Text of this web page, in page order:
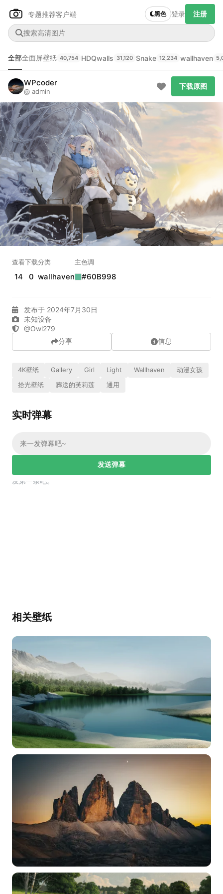
专题推荐客户端 黑色 登录 注册
全部全面屏壁纸 40,754 HDQwalls 31,120 Snake 12,234 wallhaven
WPcoder
@ admin
下载原图
查看
14
下载
0
分类
wallhaven
主色调
#60B998
发布于 2024年7月30日
未知设备
@Owl279
分享 信息
4K壁纸 Gallery Girl Light Wallhaven
动漫女孩
拾光壁纸
葬送的芙莉莲 通用
实时弹幕
发送弹幕
，发第一条吧。
相关壁纸
Author Name
@author
查看
--
下载
--
分类
--
主色调
--
发布
未知设备
在主题许可下可免费使用
分享
实时弹幕
发送弹幕
相关壁纸
正在生成支付二维码...
99.00